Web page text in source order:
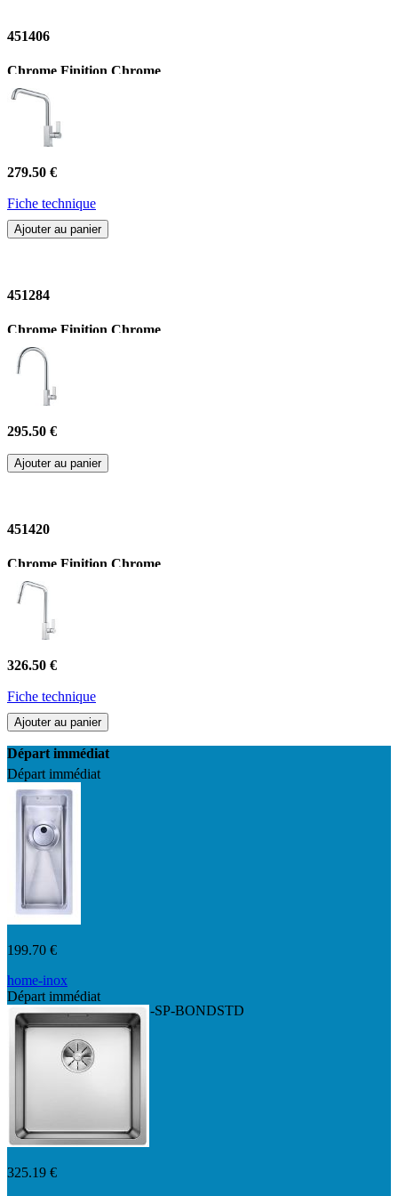
451406
Chrome Finition Chrome
279.50 €
Fiche technique
Ajouter au panier
451284
Chrome Finition Chrome
295.50 €
Ajouter au panier
451420
Chrome Finition Chrome
326.50 €
Fiche technique
Ajouter au panier
Départ immédiat
Départ immédiat
199.70 €
home-inox
HI-16x40R10-VIDMAN-SP-BONDSTD
Départ immédiat
325.19 €